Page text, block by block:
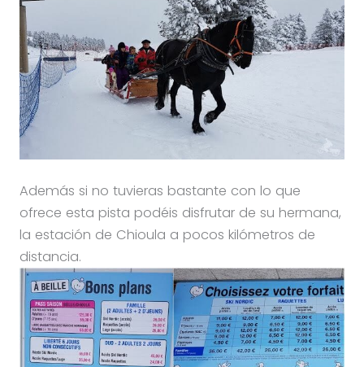
Además si no tuvieras bastante con lo que
ofrece esta pista podéis disfrutar de su hermana,
la estación de Chioula a pocos kilómetros de
distancia.